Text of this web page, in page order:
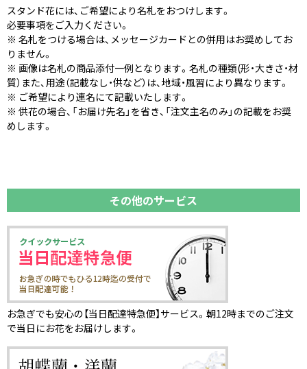
スタンド花には、ご希望により名札をおつけします。
必要事項をご入力ください。
※ 名札をつける場合は、メッセージカードとの併用はお奨めしてお
りません。
※ 画像は名札の商品添付一例となります。名札の種類(形・大きさ・材
質）また、用途（記載なし・供など）は、地域・風習により異なります。
※ ご希望により連名にて記載いたします。
※ 供花の場合、「お届け先名」を省き、「注文主名のみ」の記載をお奨
めします。
その他のサービス
お急ぎでも安心の【当日配達特急便】サービス。朝12時までのご注文
で当日にお花をお届けします。